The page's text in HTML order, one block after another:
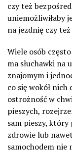
czy też
uniemożliwiłaby
na jezdnię czy
Wiele osób
ma słuchawki na
znajomym i
co się wokół
ostrożność w
pieszych,
sam pieszy, który
zdrowie lub
samochodem nie